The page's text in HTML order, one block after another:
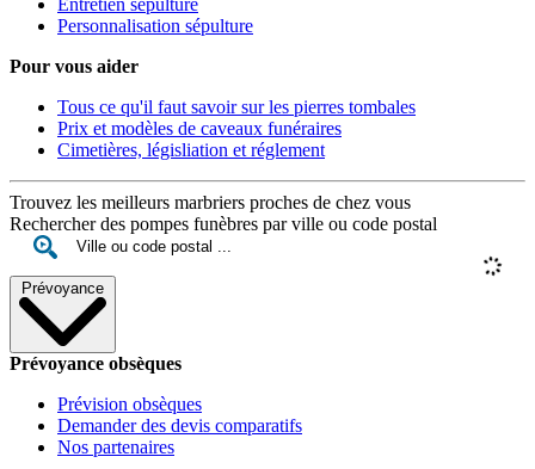
Personnalisation sépulture
Pour vous aider
Tous ce qu'il faut savoir sur les pierres tombales
Prix et modèles de caveaux funéraires
Cimetières, législiation et réglement
Trouvez les meilleurs marbriers proches de chez vous
Rechercher des pompes funèbres par ville ou code postal
Prévoyance
Prévoyance obsèques
Prévision obsèques
Demander des devis comparatifs
Nos partenaires